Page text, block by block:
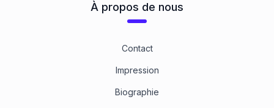
À propos de nous
Contact
Impression
Biographie